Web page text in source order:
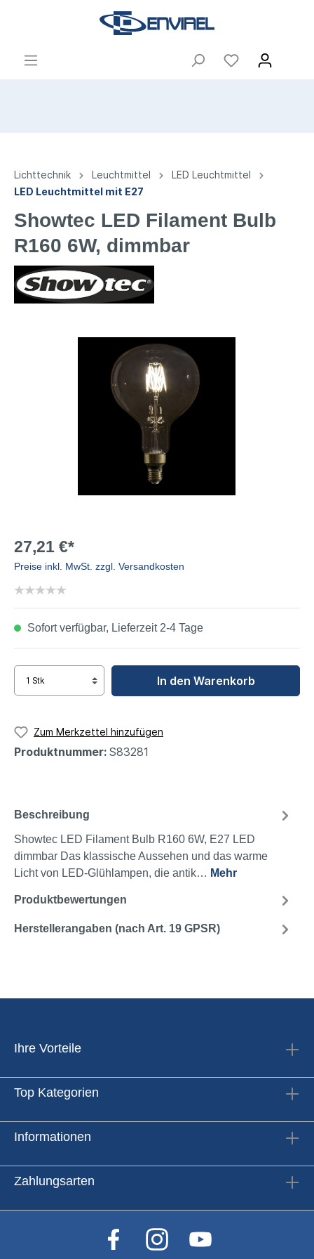
Lichttechnik Leuchtmittel
LED Leuchtmittel
LED Leuchtmittel mit E27
Showtec LED Filament Bulb
R160 6W, dimmbar
27,21 €*
Preise inkl. MwSt. zzgl. Versandkosten
Sofort verfügbar, Lieferzeit 2-4 Tage
In den Warenkorb
Zum Merkzettel hinzufügen
Produktnummer: S83281
Beschreibung
Showtec LED Filament Bulb R160 6W, E27 LED
dimmbar Das klassische Aussehen und das warme
Licht von LED-Glühlampen, die antik… Mehr
Produktbewertungen
Herstellerangaben (nach Art. 19 GPSR)
Ihre Vorteile
Top Kategorien
Informationen
Zahlungsarten